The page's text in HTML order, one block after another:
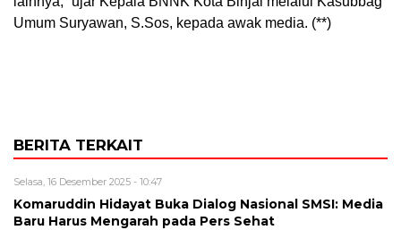
Umum Suryawan, S.Sos, kepada awak media. (**)
BERITA TERKAIT
Selasa, 16 Desember 2025 - 10:47
Komaruddin Hidayat Buka Dialog Nasional SMSI: Media
Baru Harus Mengarah pada Pers Sehat